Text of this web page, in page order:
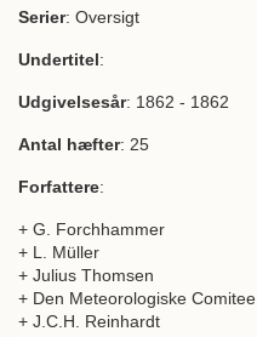
Serier: Oversigt
Undertitel:
Udgivelsesår: 1862 - 1862
Antal hæfter: 25
Forfattere:
+ G. Forchhammer
+ L. Müller
+ Julius Thomsen
+ Den Meteorologiske Comitee
+ J.C.H. Reinhardt